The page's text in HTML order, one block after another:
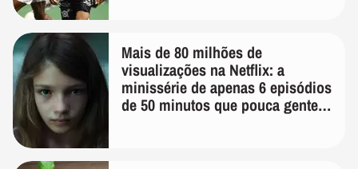
Mais de 80 milhões de
visualizações na Netflix: a
minissérie de apenas 6 episódios
de 50 minutos que pouca gente